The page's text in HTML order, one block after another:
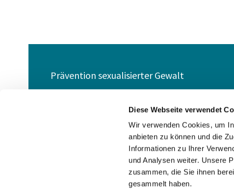
Diese Webseite verwendet
Wir verwenden Cookies, um
anbieten zu können und die
Informationen zu Ihrer
und Analysen weiter. Unsere
zusammen, die Sie ihnen
gesammelt haben.
Prävention sexualisierter Gewalt